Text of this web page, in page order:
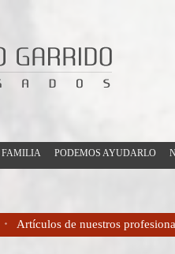
FAMILIA PODEMOS AYUDARLO
Artículos de nuestros